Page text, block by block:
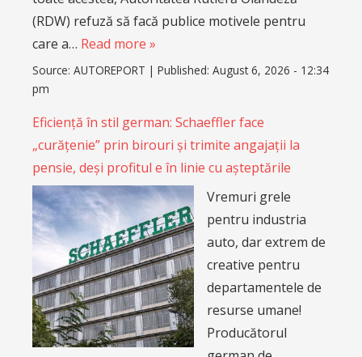
(RDW) refuză să facă publice motivele pentru
care a… Read more »
Source: AUTOREPORT | Published: August 6, 2026 - 12:34
pm
Eficiență în stil german: Schaeffler face
„curățenie” prin birouri și trimite angajații la
pensie, deși profitul e în linie cu așteptările
Vremuri grele
pentru industria
auto, dar extrem de
creative pentru
departamentele de
resurse umane!
Producătorul